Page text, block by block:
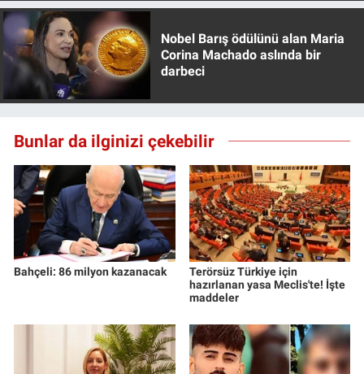
Nobel Barış ödülünü alan Maria
Corina Machado aslında bir
darbeci
Bunlar da ilginizi çekebilir
Bahçeli: 86 milyon kazanacak
Terörsüz Türkiye için
hazırlanan yasa Meclis'te! İşte
maddeler